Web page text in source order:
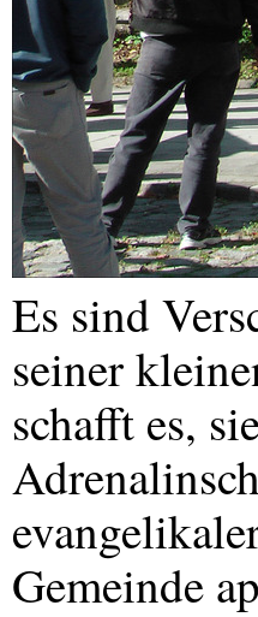
Es sind
seiner
schafft es,
Gemeinde